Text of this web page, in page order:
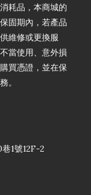
耗品，本商城的
固期內，若產品
維修或更換服
當使用、意外損
買憑證，並在保
。
1號12F-2